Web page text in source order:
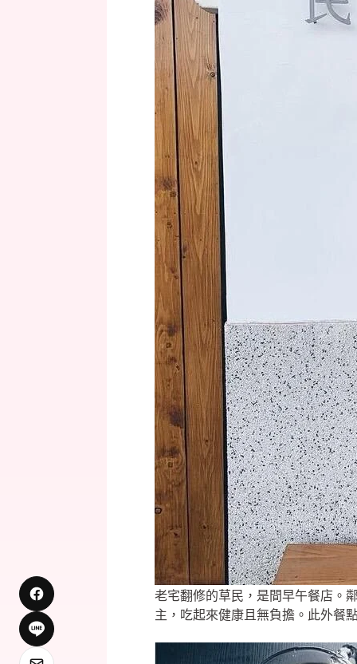
老宅翻修的草民，是間早午餐店。
主，吃起來健康且無負擔。此外餐